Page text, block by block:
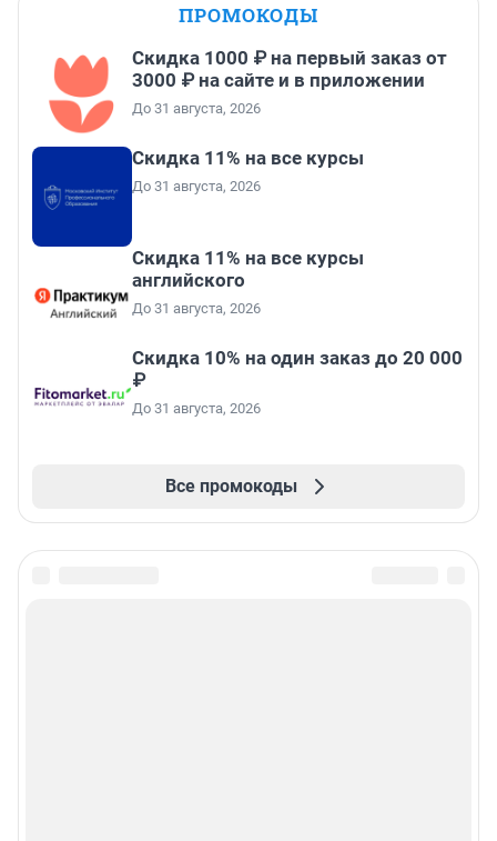
ПРОМОКОДЫ
Скидка 1000 ₽ на первый заказ от
3000 ₽ на сайте и в приложении
До 31 августа, 2026
Скидка 11% на все курсы
До 31 августа, 2026
Скидка 11% на все курсы
английского
До 31 августа, 2026
Скидка 10% на один заказ до 20 000
₽
До 31 августа, 2026
Все промокоды